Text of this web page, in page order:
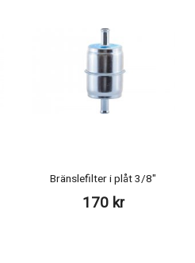
Bränslefilter i plåt 3/8"
170 kr